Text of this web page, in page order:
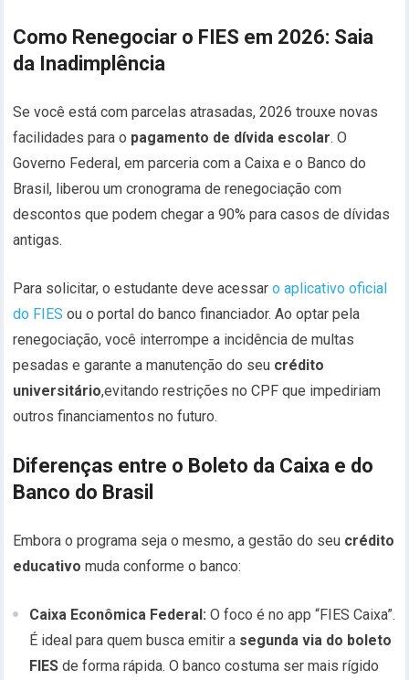
Como Renegociar o FIES em 2026: Saia
da Inadimplência
Se você está com parcelas atrasadas, 2026 trouxe novas
facilidades para o pagamento de dívida escolar. O
Governo Federal, em parceria com a Caixa e o Banco do
Brasil, liberou um cronograma de renegociação com
descontos que podem chegar a 90% para casos de dívidas
antigas.
Para solicitar, o estudante deve acessaro aplicativo oficial
do FIES ou o portal do banco financiador. Ao optar pela
renegociação, você interrompe a incidência de multas
pesadas e garante a manutenção do seu crédito
universitário,evitando restrições no CPF que impediriam
outros financiamentos no futuro.
Diferenças entre o Boleto da Caixa e do
Banco do Brasil
Embora o programa seja o mesmo, a gestão do seu crédito
educativo muda conforme o banco:
Caixa Econômica Federal: O foco é no app “FIES Caixa”.
É ideal para quem busca emitir a segunda via do boleto
FIES de forma rápida. O banco costuma ser mais rígido